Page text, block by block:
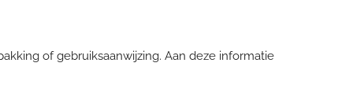
of gebruiksaanwijzing. Aan deze informatie